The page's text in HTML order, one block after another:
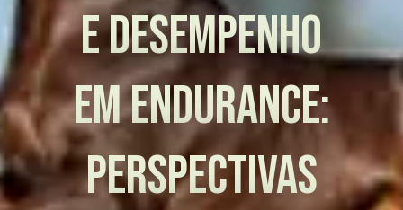
e Desempenho
em Endurance:
Perspectivas